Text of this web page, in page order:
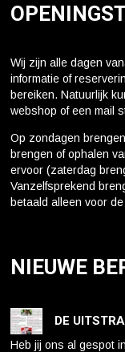
Wij zijn alle dagen
informatie of
bereiken. Natuurlijk
webshop of een mail
Op zondagen
brengen of ophalen
ervoor (zaterdag
Vanzelfsprekend
betaald alleen voor
NIEUWE
DE
Heb jij ons al gespot